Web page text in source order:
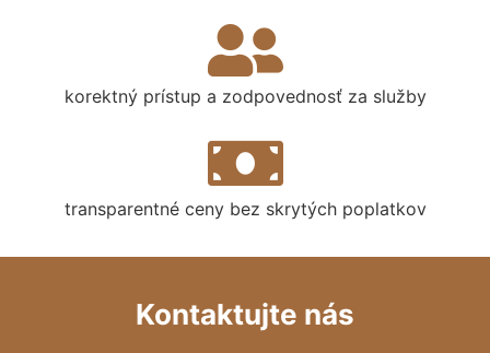
korektný prístup a zodpovednosť za služby
transparentné ceny bez skrytých poplatkov
Kontaktujte nás